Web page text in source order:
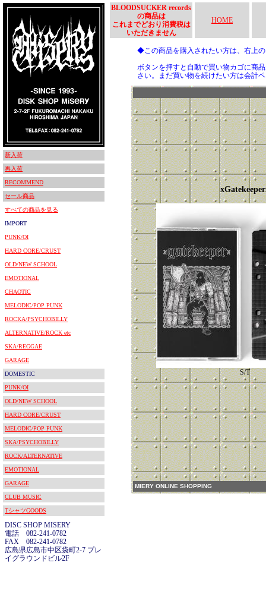
新入荷
再入荷
RECOMMEND
セール商品
すべての商品を見る
IMPORT
PUNK/OI
HARD CORE/CRUST
OLD/NEW SCHOOL
EMOTIONAL
CHAOTIC
MELODIC/POP PUNK
ROCKA/PSYCHOBILLY
ALTERNATIVE/ROCK etc
SKA/REGGAE
GARAGE
DOMESTIC
PUNK/OI
OLD/NEW SCHOOL
HARD CORE/CRUST
MELODIC/POP PUNK
SKA/PSYCHOBILLY
ROCK/ALTERNATIVE
EMOTIONAL
GARAGE
CLUB MUSIC
TシャツGOODS
DISC SHOP MISERY
電話 082-241-0782
FAX 082-241-0782
広島県広島市中区袋町2-7 プレ
イグラウンドビル2F
BLOODSUCKER records
の商品は
これまでどおり消費税は
いただきません
HOME
◆この商品を購入されたい方は、右上
ボタンを押すと自動で買い物カゴに商
さい。まだ買い物を続けたい方は会計
S/T
MIERY ONLINE SHOPPING